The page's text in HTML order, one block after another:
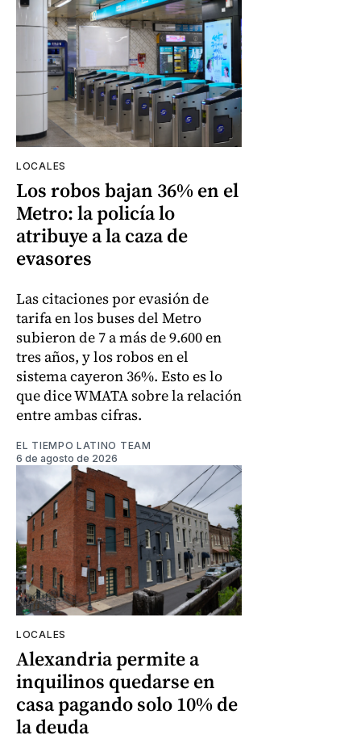
LOCALES
Los robos bajan 36% en el
Metro: la policía lo
atribuye a la caza de
evasores
Las citaciones por evasión de
tarifa en los buses del Metro
subieron de 7 a más de 9.600 en
tres años, y los robos en el
sistema cayeron 36%. Esto es lo
que dice WMATA sobre la relación
entre ambas cifras.
EL TIEMPO LATINO TEAM
6 de agosto de 2026
LOCALES
Alexandria permite a
inquilinos quedarse en
casa pagando solo 10% de
la deuda